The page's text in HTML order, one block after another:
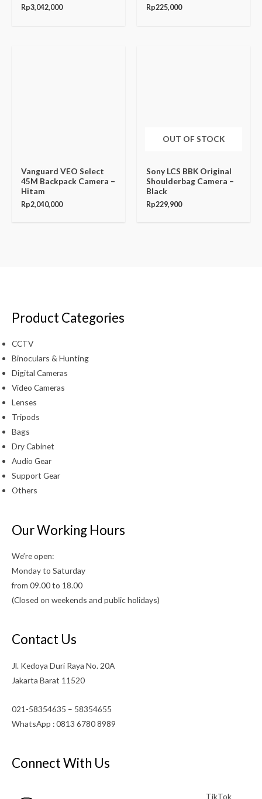
Rp3,042,000 Rp225,000
Vanguard VEO Select
45M Backpack Camera –
Hitam
Rp2,040,000
OUT OF STOCK
Sony LCS BBK Original
Shoulderbag Camera –
Black
Rp229,900
Product Categories
CCTV
Binoculars & Hunting
Digital Cameras
Video Cameras
Lenses
Tripods
Bags
Dry Cabinet
Audio Gear
Support Gear
Others
Our Working Hours
We’re open:
Monday to Saturday
from 09.00 to 18.00
(Closed on weekends and public holidays)
Contact Us
Jl. Kedoya Duri Raya No. 20A
Jakarta Barat 11520
021-58354635 – 58354655
WhatsApp : 0813 6780 8989
Connect With Us
TikTok